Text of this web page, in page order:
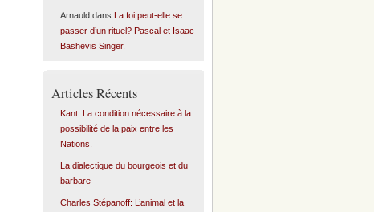
Arnauld dans
La foi peut-elle se
passer d’un rituel? Pascal et Isaac
Bashevis Singer.
Articles Récents
Kant. La condition nécessaire à la
possibilité de la paix entre les
Nations.
La dialectique du bourgeois et du
barbare
Charles Stépanoff: L’animal et la